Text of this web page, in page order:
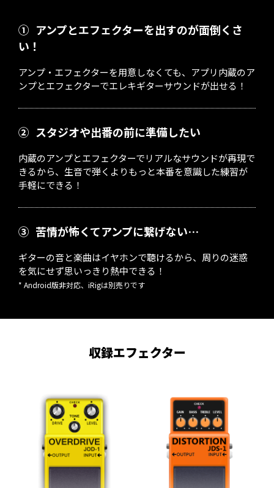
① アンプとエフェクターを出すのが面倒くさ
い！
アンプ・エフェクターを用意しなくても、アプリ内蔵のア
ンプとエフェクターでエレキギターサウンドが出せる！
② スタジオや出番の前に準備したい
内蔵のアンプとエフェクターでリアルなサウンドが再現で
きるから、生音で弾くよりもっと本番を意識した練習が
手軽にできる！
③ 苦情が怖くてアンプに繋げない…
ギターの音と楽曲はイヤホンで聴けるから、周りの迷惑
を気にせず思いっきり熱中できる！
* Android版非対応、iRigは別売りです
収録エフェクター